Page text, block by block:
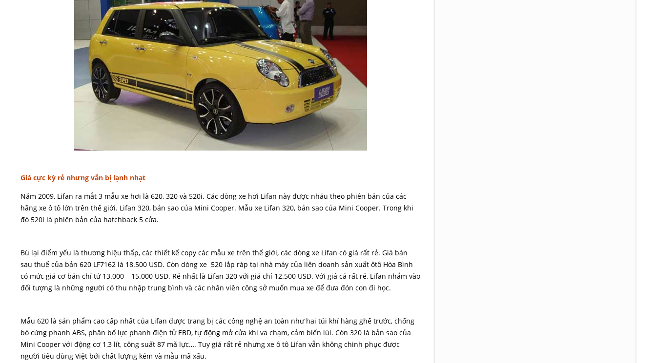
Giá cực kỳ rẻ nhưng vẫn bị lạnh nhạt
Năm 2009, Lifan ra mắt 3 mẫu xe hơi là 620, 320 và 520i. Các dòng xe hơi Lifan này được nháu theo phiên bản của các
hãng xe ô tô lớn trên thế giới. Lifan 320, bản sao của Mini Cooper. Mẫu xe Lifan 320, bản sao của Mini Cooper. Trong khi
đó 520i là phiên bản của hatchback 5 cửa.
Bù lại điểm yếu là thương hiệu thấp, các thiết kế copy các mẫu xe trên thế giới, các dòng xe Lifan có giá rất rẻ. Giá bán
sau thuế của bản 620 LF7162 là 18.500 USD. Còn dòng xe 520 lắp ráp tại nhà máy của liên doanh sản xuất ôtô Hòa Bình
có mức giá cơ bản chỉ tử 13.000 – 15.000 USD. Rẻ nhất là Lifan 320 với giá chỉ 12.500 USD. Với giá cả rất rẻ, Lifan nhắm vào
đối tượng là những người có thu nhập trung bình và các nhân viên công sở muốn mua xe để đưa đón con đi học.
Mẫu 620 là sản phẩm cao cấp nhất của Lifan được trang bị các công nghệ an toàn như hai túi khí hàng ghế trước, chống
bó cứng phanh ABS, phân bổ lực phanh điện tử EBD, tự động mở cửa khi va chạm, cảm biến lùi. Còn 320 là bản sao của
Mini Cooper với động cơ 1,3 lít, công suất 87 mã lực…. Tuy giá rất rẻ nhưng xe ô tô Lifan vẫn không chinh phục được
người tiêu dùng Việt bởi chất lượng kém và mẫu mã xấu.